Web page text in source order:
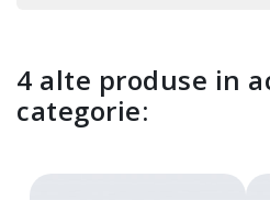
4 alte produse in
categorie: